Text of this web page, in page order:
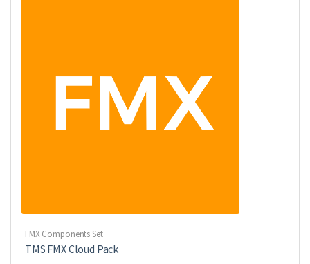
FMX Components Set
TMS FMX Cloud Pack